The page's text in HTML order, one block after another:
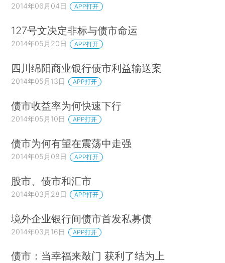
2014年06月04日 APP打开
127号文决定非标与债市命运
2014年05月20日 APP打开
四川绵阳商业银行债市利益输送案
2014年05月13日 APP打开
债市收益率为何快速下行
2014年05月10日 APP打开
债市为何有望在震荡中走强
2014年05月08日 APP打开
股市、债市和汇市
2014年03月28日 APP打开
境外企业银行间债市首发私募债
2014年03月16日 APP打开
债市：当幸福来敲门 获利了结为上